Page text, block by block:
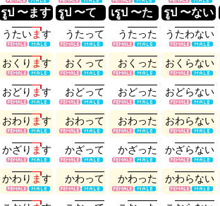
รูป 〜ます รูป 〜て เรูป 〜た รูป 〜ない
う たいます う たって う たった う たわない
お く り ます お く って お く った お く らない
おどり ます おどって おどった おどらない
おわ り ます おわって おわった おわらない
かざり ます かざって かざった かざらない
かわ り ます かわって かわった かわらない